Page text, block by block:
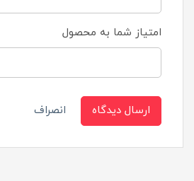
امتیاز شما به محصول
ارسال دیدگاه انصراف